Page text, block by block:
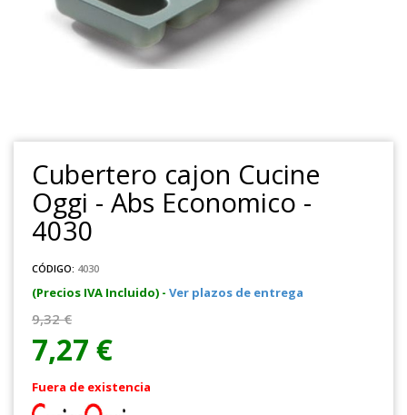
Cubertero cajon Cucine
Oggi - Abs Economico -
4030
CÓDIGO: 4030
(Precios IVA Incluido) - Ver plazos de entrega
9,32 €
7,27 €
Fuera de existencia